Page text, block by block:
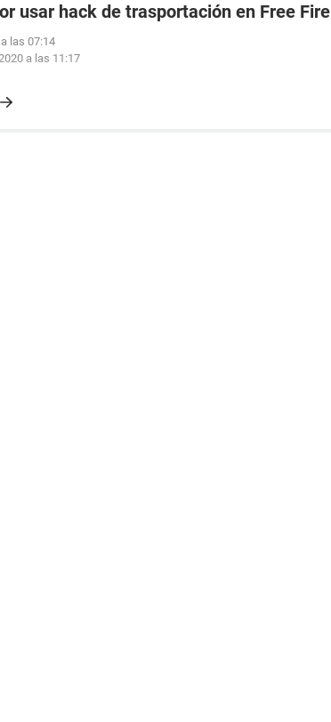
usar hack de trasportación en Free Fire
las 07:14
a las 11:17